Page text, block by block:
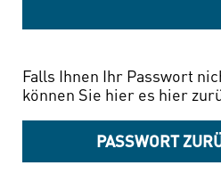
Falls Ihnen Ihr Passwort
können Sie hier es hier
PASSWORT